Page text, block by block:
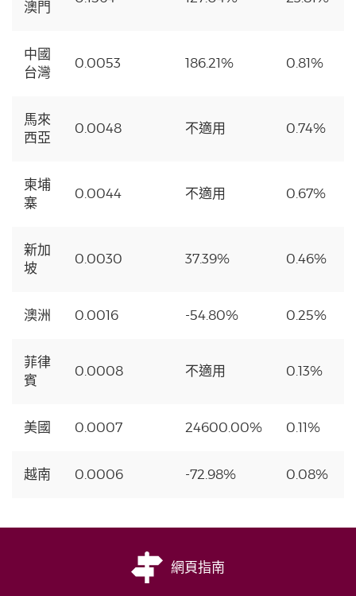
澳門
中國
台灣
0.0053 186.21% 0.81%
馬來
西亞
0.0048 不適用 0.74%
柬埔
寨
0.0044 不適用 0.67%
新加
坡
0.0030 37.39% 0.46%
澳洲 0.0016 -54.80% 0.25%
菲律
賓
0.0008 不適用 0.13%
美國 0.0007 24600.00% 0.11%
越南 0.0006 -72.98% 0.08%
網頁指南